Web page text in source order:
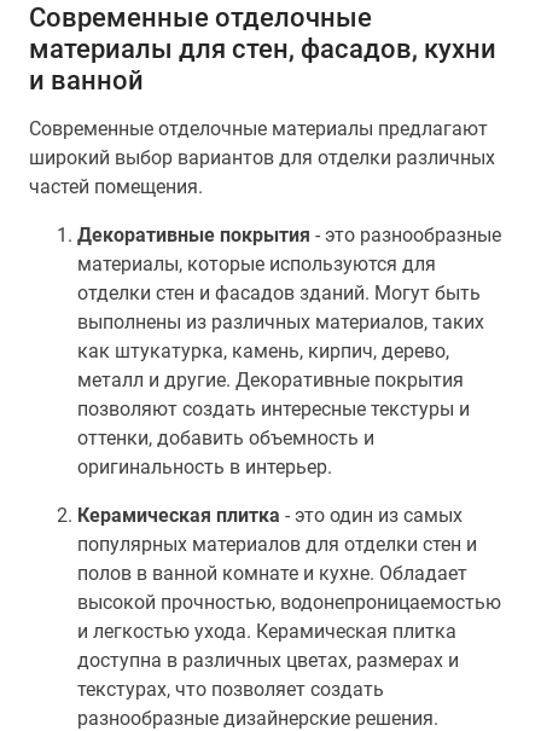
Современные отделочные
материалы для стен, фасадов, кухни
и ванной
Современные отделочные материалы предлагают
широкий выбор вариантов для отделки различных
частей помещения.
Декоративные покрытия - это разнообразные
материалы, которые используются для
отделки стен и фасадов зданий. Могут быть
выполнены из различных материалов, таких
как штукатурка, камень, кирпич, дерево,
металл и другие. Декоративные покрытия
позволяют создать интересные текстуры и
оттенки, добавить объемность и
оригинальность в интерьер.
Керамическая плитка - это один из самых
популярных материалов для отделки стен и
полов в ванной комнате и кухне. Обладает
высокой прочностью, водонепроницаемостью
и легкостью ухода. Керамическая плитка
доступна в различных цветах, размерах и
текстурах, что позволяет создать
разнообразные дизайнерские решения.